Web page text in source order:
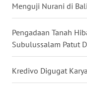
Menguji Nurani di
Pengadaan Tanah
Subulussalam Patut
Kredivo Digugat
RIAU
WN
SERAMBI
WN
JAMBI